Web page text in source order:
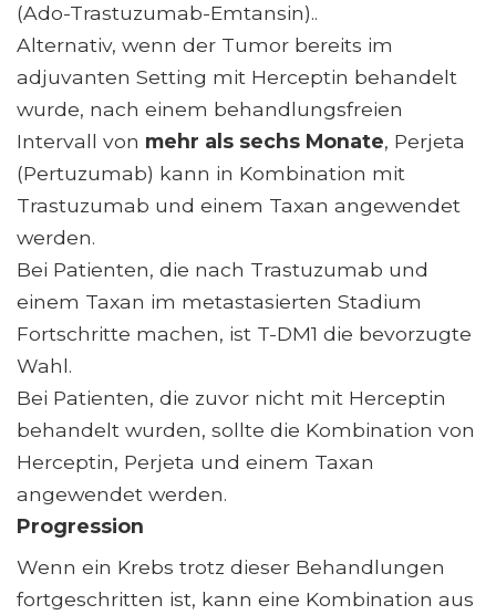
(Ado-Trastuzumab-Emtansin)..
Alternativ, wenn der Tumor bereits im
adjuvanten Setting mit Herceptin behandelt
wurde, nach einem behandlungsfreien
Intervall von mehr als sechs Monate, Perjeta
(Pertuzumab) kann in Kombination mit
Trastuzumab und einem Taxan angewendet
werden.
Bei Patienten, die nach Trastuzumab und
einem Taxan im metastasierten Stadium
Fortschritte machen, ist T-DM1 die bevorzugte
Wahl.
Bei Patienten, die zuvor nicht mit Herceptin
behandelt wurden, sollte die Kombination von
Herceptin, Perjeta und einem Taxan
angewendet werden.
Progression
Wenn ein Krebs trotz dieser Behandlungen
fortgeschritten ist, kann eine Kombination aus